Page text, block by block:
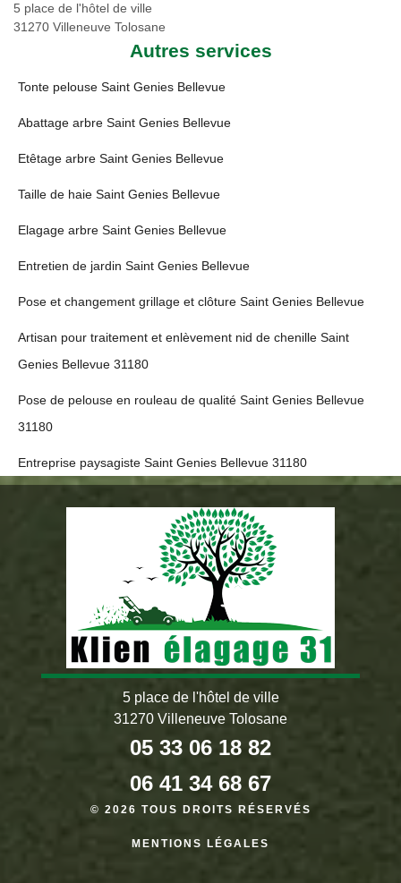
5 place de l'hôtel de ville
31270 Villeneuve Tolosane
Autres services
Tonte pelouse Saint Genies Bellevue
Abattage arbre Saint Genies Bellevue
Etêtage arbre Saint Genies Bellevue
Taille de haie Saint Genies Bellevue
Elagage arbre Saint Genies Bellevue
Entretien de jardin Saint Genies Bellevue
Pose et changement grillage et clôture Saint Genies Bellevue
Artisan pour traitement et enlèvement nid de chenille Saint
Genies Bellevue 31180
Pose de pelouse en rouleau de qualité Saint Genies Bellevue
31180
Entreprise paysagiste Saint Genies Bellevue 31180
5 place de l'hôtel de ville
31270 Villeneuve Tolosane
05 33 06 18 82
06 41 34 68 67
© 2026 TOUS DROITS RÉSERVÉS
MENTIONS LÉGALES